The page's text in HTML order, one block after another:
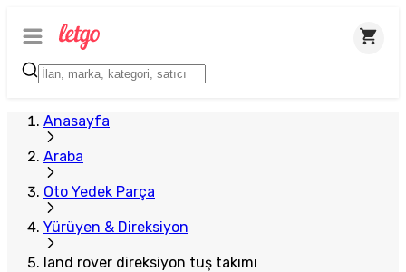
Anasayfa
Araba
Oto Yedek Parça
Yürüyen & Direksiyon
land rover direksiyon tuş takımı